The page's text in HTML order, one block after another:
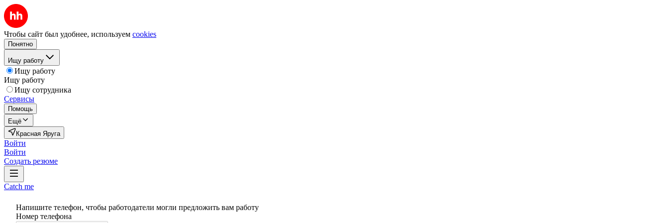
Чтобы сайт был удобнее, используем cookies
Понятно
Ищу работу
Ищу работу
Ищу работу
Ищу сотрудника
Сервисы
Помощь
Ещё
Красная Яруга
Войти
Войти
Создать резюме
Catch me
Напишите телефон, чтобы работодатели могли предложить вам работу
Номер телефона